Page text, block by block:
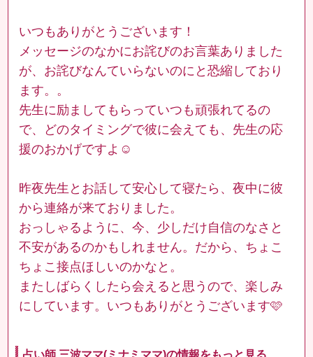
いつもありがとうございます！
メッセージのなかにお詫びのお言葉ありました
が、お詫びなんていらないのにと恐縮しており
ます。。
先生に励ましてもらっていつも頑張れてるの
で、どのタイミングで彼に会えても、先生の応
援のおかげですよ☺️
昨夜先生とお話して安心して寝たら、夜中に彼
から連絡が来ておりました。
おっしゃるように、今、少しだけ自信のなさと
不安があるのかもしれません。だから、ちょこ
ちょこ接点ほしいのかなと。
またしばらくしたら会えると思うので、楽しみ
にしています。いつもありがとうございます🩷
占い師 三波ママ(ミナミママ)の情報をもっと見る